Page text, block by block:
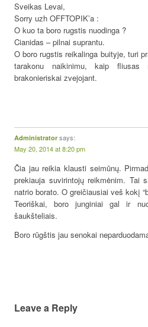
Sveikas Levai,
Sorry uzh OFFTOPIK’a :
O kuo ta boro rugstis nuodinga ?
Cianidas – pilnai suprantu.
O boro rugstis reikalinga buityje, turi
tarakonu naikinimu, kaip
brakonieriskai zvejojant.
Administrator says:
May 20, 2014 at 8:20 pm
Čia jau reikia klausti seimūnų.
prekiauja suvirintojų reikmėnim. Tai
natrio borato. O greičiausiai veš kokį
Teoriškai, boro junginiai gal ir
šaukšteliais.
Boro rūgštis jau senokai
Leave a Reply